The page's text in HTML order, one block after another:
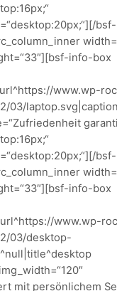
info-box
www.wp-
03/
info-box
www.wp-
03/desktop-
mit persönlichem